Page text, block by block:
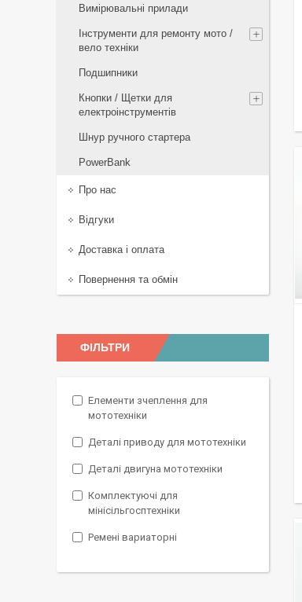
Вимірювальні прилади
Інструменти для ремонту мото /
вело техніки
Подшипники
Кнопки / Щетки для
електроінструментів
Шнур ручного стартера
PowerBank
Про нас
Відгуки
Доставка і оплата
Повернення та обмін
ФІЛЬТРИ
Елементи зчеплення для
мототехніки
Деталі приводу для мототехніки
Деталі двигуна мототехніки
Комплектуючі для
мінісільгосптехніки
Ремені вариаторні